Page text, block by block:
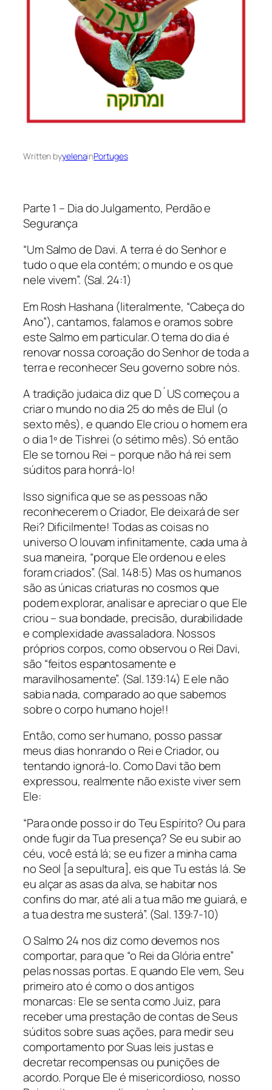
Written byyelenainPortuges
Parte 1 – Dia do Julgamento, Perdão e
Segurança
“Um Salmo de Davi. A terra é do Senhor e
tudo o que ela contém; o mundo e os que
nele vivem”. (Sal. 24:1)
Em Rosh Hashana (literalmente, “Cabeça do
Ano”), cantamos, falamos e oramos sobre
este Salmo em particular. O tema do dia é
renovar nossa coroação do Senhor de toda a
terra e reconhecer Seu governo sobre nós.
A tradição judaica diz que D´US começou a
criar o mundo no dia 25 do mês de Elul (o
sexto mês), e quando Ele criou o homem era
o dia 1º de Tishrei (o sétimo mês). Só então
Ele se tornou Rei – porque não há rei sem
súditos para honrá-lo!
Isso significa que se as pessoas não
reconhecerem o Criador, Ele deixará de ser
Rei? Dificilmente! Todas as coisas no
universo O louvam infinitamente, cada uma à
sua maneira, “porque Ele ordenou e eles
foram criados”. (Sal. 148:5) Mas os humanos
são as únicas criaturas no cosmos que
podem explorar, analisar e apreciar o que Ele
criou – sua bondade, precisão, durabilidade
e complexidade avassaladora. Nossos
próprios corpos, como observou o Rei Davi,
são “feitos espantosamente e
maravilhosamente”. (Sal. 139:14) E ele não
sabia nada, comparado ao que sabemos
sobre o corpo humano hoje!!
Então, como ser humano, posso passar
meus dias honrando o Rei e Criador, ou
tentando ignorá-lo. Como Davi tão bem
expressou, realmente não existe viver sem
Ele:
“Para onde posso ir do Teu Espírito? Ou para
onde fugir da Tua presença? Se eu subir ao
céu, você está lá; se eu fizer a minha cama
no Seol [a sepultura], eis que Tu estás lá. Se
eu alçar as asas da alva, se habitar nos
confins do mar, até ali a tua mão me guiará, e
a tua destra me susterá”. (Sal. 139:7-10)
O Salmo 24 nos diz como devemos nos
comportar, para que “o Rei da Glória entre”
pelas nossas portas. E quando Ele vem, Seu
primeiro ato é como o dos antigos
monarcas: Ele se senta como Juiz, para
receber uma prestação de contas de Seus
súditos sobre suas ações, para medir seu
comportamento por Suas leis justas e
decretar recompensas ou punições de
acordo. Porque Ele é misericordioso, nosso